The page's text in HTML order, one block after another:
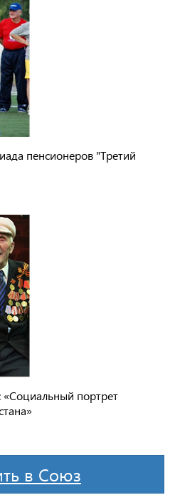
пенсионеров "Третий
«Социальный портрет
в Союз